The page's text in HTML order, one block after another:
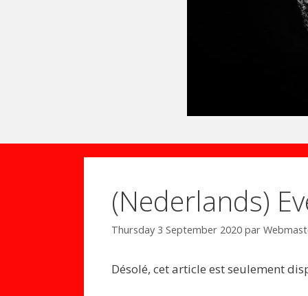
(Nederlands)
Thursday 3 September 2020 par
Désolé, cet article est seulement